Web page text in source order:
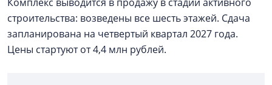
Комплекс выводится в продажу в стадии активного
строительства: возведены все шесть этажей. Сдача
запланирована на четвертый квартал 2027 года.
Цены стартуют от 4,4 млн рублей.